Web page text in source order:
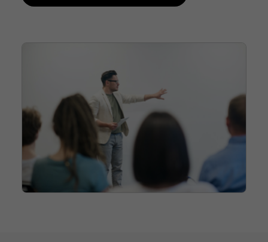
Nécessaire
nécessaires au
du site Web.
Statistiques
Afin que nous
puissions